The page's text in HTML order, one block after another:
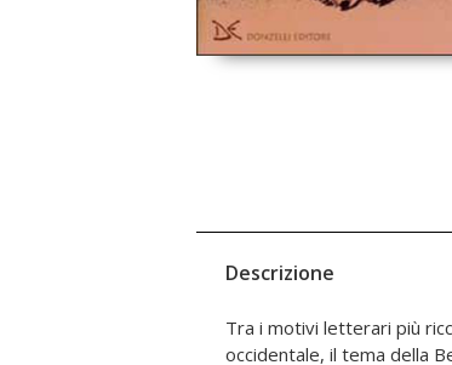
Descrizione
Tra i motivi letterari più
occidentale, il tema della
Perrault e le Signore
fratelli Grimm e Italo